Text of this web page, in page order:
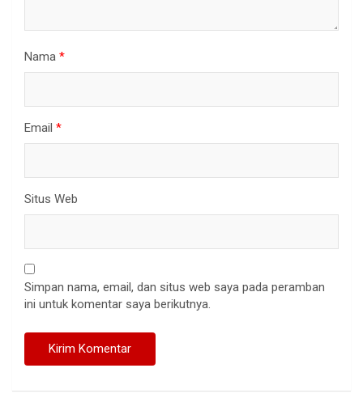
Nama *
Email *
Situs Web
Simpan nama, email, dan situs web saya pada peramban
ini untuk komentar saya berikutnya.